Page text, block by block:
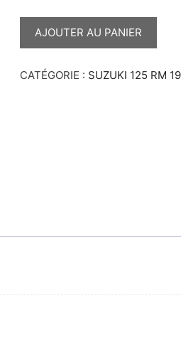
QUANTITÉ
125
AJOUTER AU PANIER
CATÉGORIE : SUZUKI 125 RM